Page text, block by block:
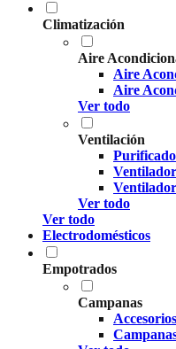
Climatización
Aire
Aire
Aire
Ver todo
Ventilación
Ver todo
Ver todo
Electrodomésticos
Empotrados
Campanas
Accesorios